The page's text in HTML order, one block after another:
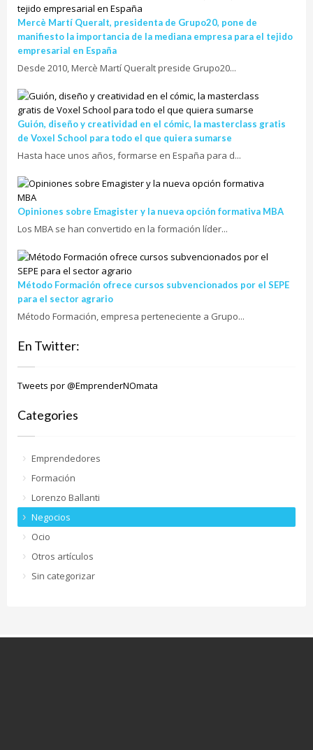
Mercè Martí Queralt, presidenta de Grupo20, pone de
manifiesto la importancia de la mediana empresa para el tejido
empresarial en España
Desde 2010, Mercè Martí Queralt preside Grupo20...
Guión, diseño y creatividad en el cómic, la masterclass gratis
de Voxel School para todo el que quiera sumarse
Hasta hace unos años, formarse en España para d...
Opiniones sobre Emagister y la nueva opción formativa MBA
Los MBA se han convertido en la formación líder...
Método Formación ofrece cursos subvencionados por el SEPE
para el sector agrario
Método Formación, empresa perteneciente a Grupo...
En Twitter:
Tweets por @EmprenderNOmata
Categories
Emprendedores
Formación
Lorenzo Ballanti
Negocios
Ocio
Otros artículos
Sin categorizar